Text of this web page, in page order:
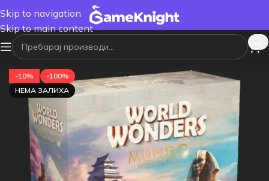
Skip to navigation
Skip to main content
-100%
НЕМА ЗАЛИХА
-10%